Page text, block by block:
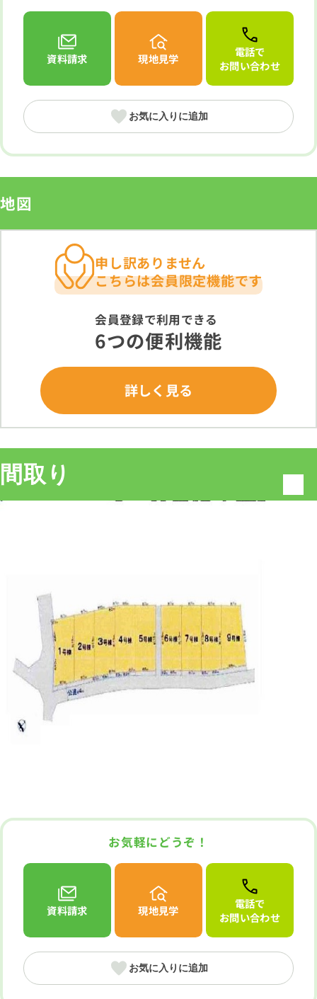
資料請求 現地見学
電話で
お問い合わせ
お気に入りに追加
地図
申し訳ありません
こちらは会員限定機能です
会員登録で利用できる
6つの便利機能
詳しく見る
間取り
お気軽にどうぞ！
資料請求 現地見学
電話で
お問い合わせ
お気に入りに追加